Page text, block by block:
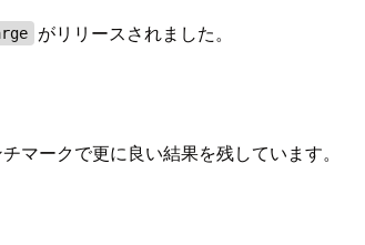
がリリースされました。
マークで更に良い結果を残しています。